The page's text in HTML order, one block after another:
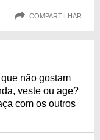
COMPARTILHAR
não gostam
veste ou age?
com os outros